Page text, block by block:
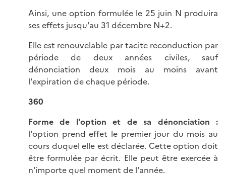
Ainsi, une option formulée le 25 juin N produira
ses effets jusqu'au 31 décembre N+2.
Elle est renouvelable par tacite reconduction par
période de deux années civiles, sauf
dénonciation deux mois au moins avant
l'expiration de chaque période.
360
Forme de l'option et de sa dénonciation :
l'option prend effet le premier jour du mois au
cours duquel elle est déclarée. Cette option doit
être formulée par écrit. Elle peut être exercée à
n'importe quel moment de l'année.